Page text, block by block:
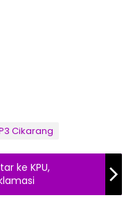
Cikarang
ke KPU,